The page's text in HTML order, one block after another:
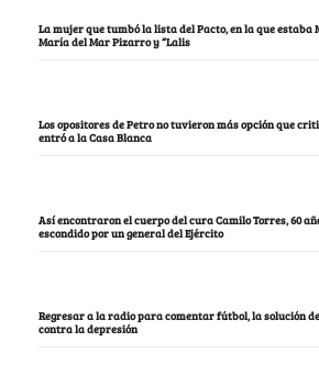
La mujer que tumbó la lista del Pacto, en la que estaba
María del Mar Pizarro y “Lalis
Los opositores de Petro no tuvieron más opción que
entró a la Casa Blanca
Así encontraron el cuerpo del cura Camilo Torres, 60
escondido por un general del Ejército
Regresar a la radio para comentar fútbol, la solución
contra la depresión